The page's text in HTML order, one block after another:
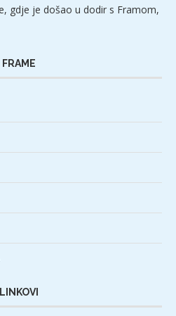
gdje je došao u dodir s Framom,
FRAME
LINKOVI